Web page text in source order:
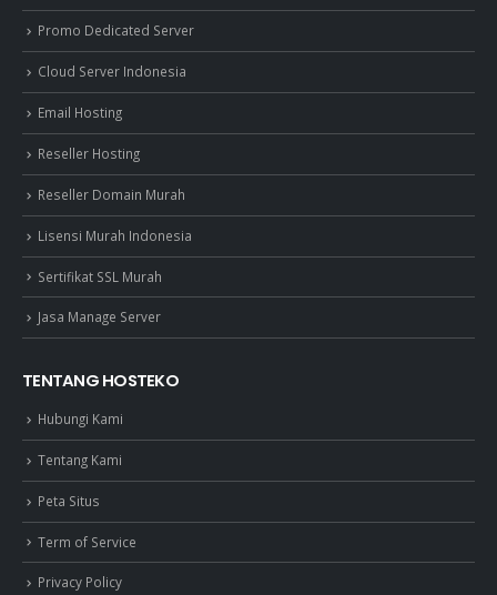
Promo Dedicated Server
Cloud Server Indonesia
Email Hosting
Reseller Hosting
Reseller Domain Murah
Lisensi Murah Indonesia
Sertifikat SSL Murah
Jasa Manage Server
TENTANG HOSTEKO
Hubungi Kami
Tentang Kami
Peta Situs
Term of Service
Privacy Policy